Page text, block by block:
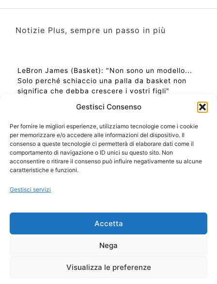
Gestisci Consenso
Per fornire le migliori esperienze, utilizziamo tecnologie come i cookie
per memorizzare e/o accedere alle informazioni del dispositivo. Il
consenso a queste tecnologie ci permetterà di elaborare dati come il
comportamento di navigazione o ID unici su questo sito. Non
acconsentire o ritirare il consenso può influire negativamente su alcune
caratteristiche e funzioni.
Gestisci servizi
Accetta
Nega
Visualizza le preferenze
Notizie Plus, sempre un passo in più
LeBron James (Basket): "Non sono un modello...
Solo perché schiaccio una palla da basket non
significa che debba crescere i vostri figli"
Ora Esatta in Italia in questo momento
Ti Senti Strano Ultimamente? Potrebbe Essere per
la Risonanza di Schumann
Come Sapere Se Stai Ascendendo alla Quinta
Copyright 2026 NotiziePlus.com
📰 Contenuto Umano Verificato
Privacy Coockie
Pubblicità